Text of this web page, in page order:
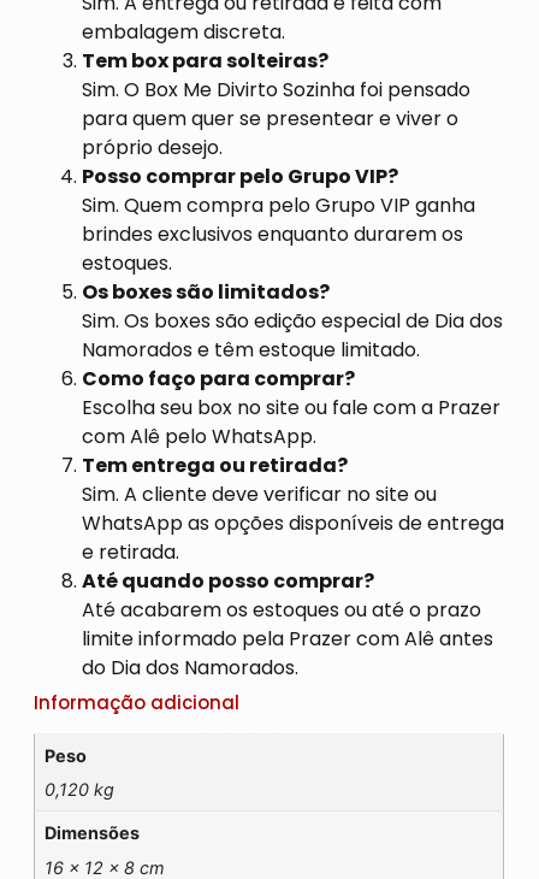
embalagem discreta.
Tem box para solteiras?
Sim. O Box Me Divirto Sozinha foi pensado
para quem quer se presentear e viver o
próprio desejo.
Posso comprar pelo Grupo VIP?
Sim. Quem compra pelo Grupo VIP ganha
brindes exclusivos enquanto durarem os
estoques.
Os boxes são limitados?
Sim. Os boxes são edição especial de Dia dos
Namorados e têm estoque limitado.
Como faço para comprar?
Escolha seu box no site ou fale com a Prazer
com Alê pelo WhatsApp.
Tem entrega ou retirada?
Sim. A cliente deve verificar no site ou
WhatsApp as opções disponíveis de entrega
e retirada.
Até quando posso comprar?
Até acabarem os estoques ou até o prazo
limite informado pela Prazer com Alê antes
do Dia dos Namorados.
Informação adicional
Peso
0,120 kg
Dimensões
16 × 12 × 8 cm